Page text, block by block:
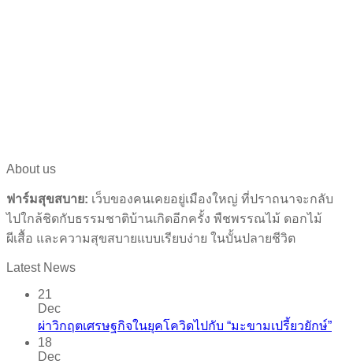
About us
ฟาร์มสุขสบาย: เว็บของคนเคยอยู่เมืองใหญ่ ที่ปราถนาจะกลับ
ไปใกล้ชิดกับธรรมชาติบ้านเกิดอีกครั้ง พืชพรรณไม้ ดอกไม้
ผีเสื้อ และความสุขสบายแบบเรียบง่าย ในบั้นปลายชีวิต
Latest News
21
Dec
ผ่าวิกฤตเศรษฐกิจในยุคโควิดไปกับ “มะขามเปรี้ยวยักษ์”
18
Dec